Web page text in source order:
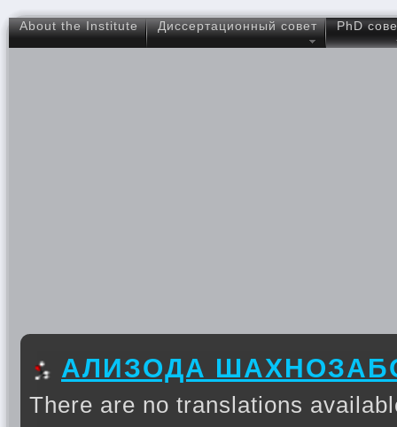
About the Institute Диссертационный совет PhD
АЛИЗОДА
There are no translations